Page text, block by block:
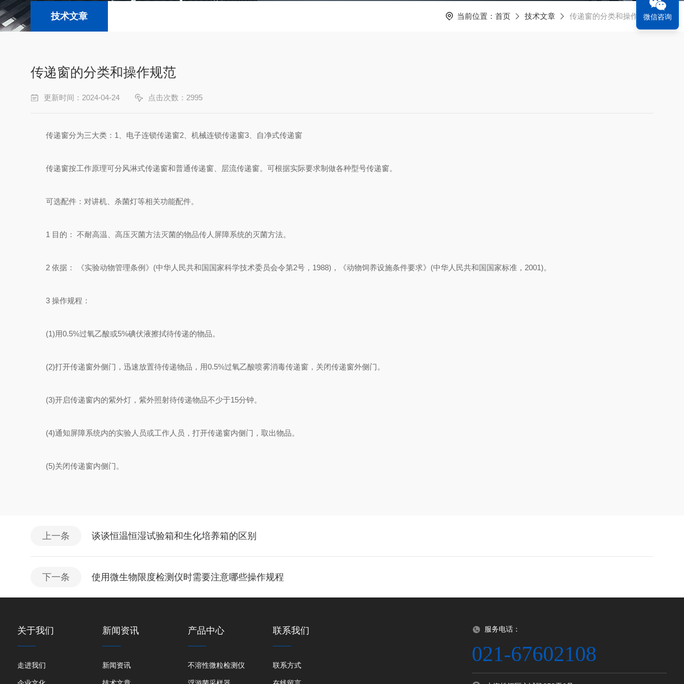
技术文章 当前位置： 首页 技术文章 传递窗的分类和操作规范
传递窗的分类和操作规范
更新时间：2024-04-24 点击次数：2995
传递窗分为三大类：1、电子连锁传递窗2、机械连锁传递窗3、自净式传递窗
传递窗按工作原理可分风淋式传递窗和普通传递窗、层流传递窗。可根据实际要求制做各种型号传递窗。
可选配件：对讲机、杀菌灯等相关功能配件。
1 目的： 不耐高温、高压灭菌方法灭菌的物品传人屏障系统的灭菌方法。
2 依据： 《实验动物管理条例》(中华人民共和国国家科学技术委员会令第2号，1988)，《动物饲养设施条件要求》(中华人民共和国国家标准，2001)。
3 操作规程：
(1)用0.5%过氧乙酸或5%碘伏液擦拭待传递的物品。
(2)打开传递窗外侧门，迅速放置待传递物品，用0.5%过氧乙酸喷雾消毒传递窗，关闭传递窗外侧门。
(3)开启传递窗内的紫外灯，紫外照射待传递物品不少于15分钟。
(4)通知屏障系统内的实验人员或工作人员，打开传递窗内侧门，取出物品。
(5)关闭传递窗内侧门。
上一条 谈谈恒温恒湿试验箱和生化培养箱的区别
下一条 使用微生物限度检测仪时需要注意哪些操作规程
关于我们
走进我们
新闻资讯
新闻资讯
产品中心
不溶性微粒检测仪
联系我们
联系方式
服务电话：
021-67602108
微信咨询